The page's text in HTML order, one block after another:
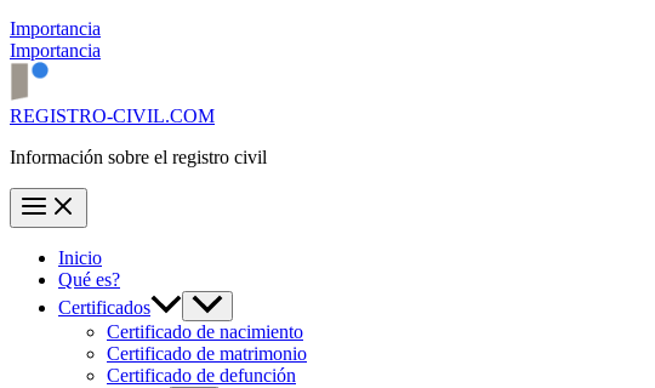
Importancia
Importancia
REGISTRO-CIVIL.COM
Información sobre el registro civil
Inicio
Qué es?
Certificados
Certificado de nacimiento
Certificado de matrimonio
Certificado de defunción